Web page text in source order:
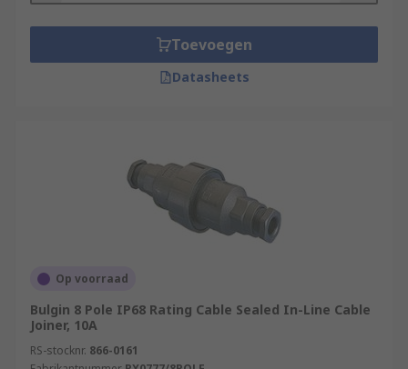
Toevoegen
Datasheets
Op voorraad
Bulgin 8 Pole IP68 Rating Cable Sealed In-Line Cable
Joiner, 10A
RS-stocknr. 866-0161